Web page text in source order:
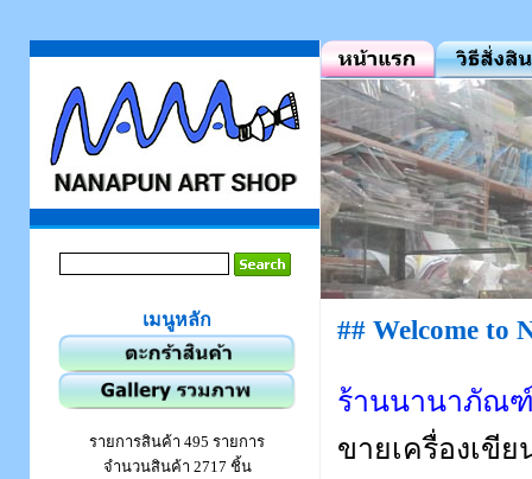
เมนูหลัก
รายการสินค้า 495 รายการ
จำนวนสินค้า 2717 ชิ้น
## Welcome to
ร้านนานาภัณฑ์
ขายเครื่องเขี